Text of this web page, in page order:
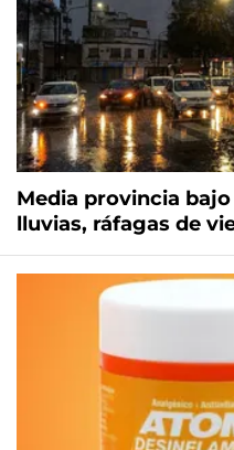
Media provincia
lluvias, ráfagas de